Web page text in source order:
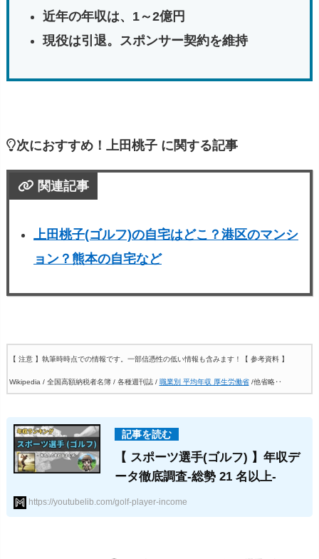
近年の年収は、1～2億円
現役は引退。スポンサー契約を維持
次におすすめ！上田桃子 に関する記事
関連記事
上田桃子(ゴルフ)の自宅はどこ？港区のマンシ
ョン？熊本の自宅など
【 注意 】執筆時時点での情報です。一部信憑性の低い情報も含みます！ 【 参考資料 】
Wikipedia / 全国高額納税者名簿 / 各種週刊誌 / 職業別 平均年収 厚生労働省/他省略‥
【 スポーツ選手(ゴルフ) 】年収デ
ータ徹底調査-総勢 21 名以上-
https://youtubelib.com/golf-player-income